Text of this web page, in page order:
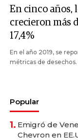
En cinco años,
crecieron más
17,4%
En el año 2019, se
métricas de desechos.
Popular
1. Emigró de
Chevron en